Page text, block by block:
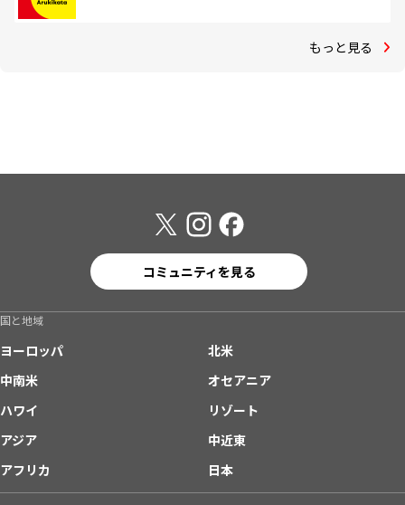
もっと見る
コミュニティを見る
国と地域
ヨーロッパ
北米
中南米
オセアニア
ハワイ
リゾート
アジア
中近東
アフリカ
日本